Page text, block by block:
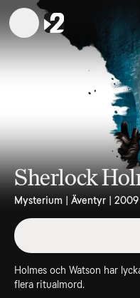
Sherlock
Mysterium | Äventyr | 2009
Holmes och Watson har
flera ritualmord.